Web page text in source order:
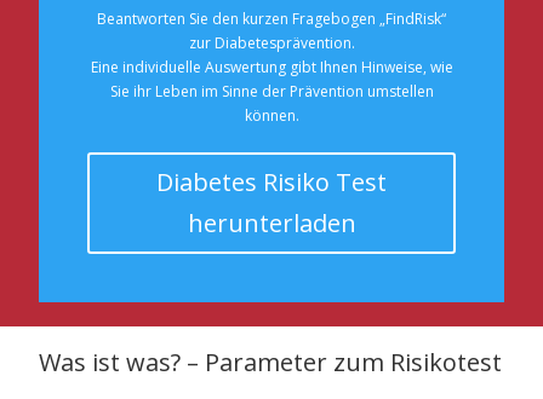
Beantworten Sie den kurzen Fragebogen „FindRisk“
zur Diabetesprävention.
Eine individuelle Auswertung gibt Ihnen Hinweise, wie
Sie ihr Leben im Sinne der Prävention umstellen
können.
Diabetes Risiko Test
herunterladen
Was ist was? – Parameter zum Risikotest